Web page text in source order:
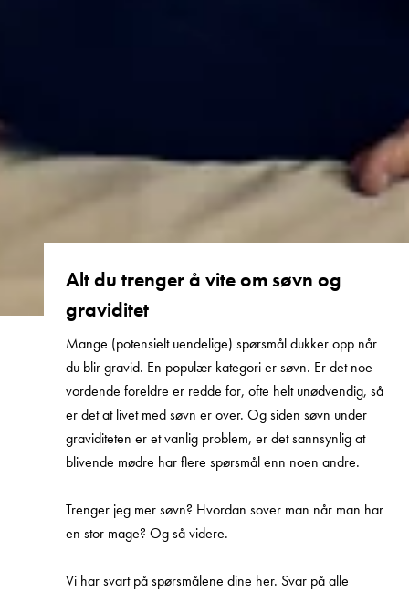
Alt du trenger å vite om søvn og
graviditet
Mange (potensielt uendelige) spørsmål dukker opp når
du blir gravid. En populær kategori er søvn. Er det noe
vordende foreldre er redde for, ofte helt unødvendig, så
er det at livet med søvn er over. Og siden søvn under
graviditeten er et vanlig problem, er det sannsynlig at
blivende mødre har flere spørsmål enn noen andre.
Trenger jeg mer søvn? Hvordan sover man når man har
en stor mage? Og så videre.
Vi har svart på spørsmålene dine her. Svar på alle